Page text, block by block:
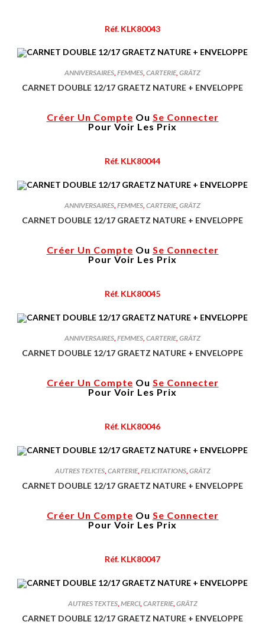
Réf. KLK80043
ANNIVERSAIRES FEMMES CARTERIE, GRÄTZ
CARNET DOUBLE 12/17 GRAETZ NATURE + ENVELOPPE
Créer Un Compte Ou Se Connecter
Pour Voir Les Prix
Réf. KLK80044
ANNIVERSAIRES FEMMES CARTERIE, GRÄTZ
CARNET DOUBLE 12/17 GRAETZ NATURE + ENVELOPPE
Créer Un Compte Ou Se Connecter
Pour Voir Les Prix
Réf. KLK80045
ANNIVERSAIRES FEMMES CARTERIE, GRÄTZ
CARNET DOUBLE 12/17 GRAETZ NATURE + ENVELOPPE
Créer Un Compte Ou Se Connecter
Pour Voir Les Prix
Réf. KLK80046
AUTRES TEXTES, CARTERIE, FELICITATIONS, GRÄTZ
CARNET DOUBLE 12/17 GRAETZ NATURE + ENVELOPPE
Créer Un Compte Ou Se Connecter
Pour Voir Les Prix
Réf. KLK80047
AUTRES TEXTES, MERCI, CARTERIE, GRÄTZ
CARNET DOUBLE 12/17 GRAETZ NATURE + ENVELOPPE